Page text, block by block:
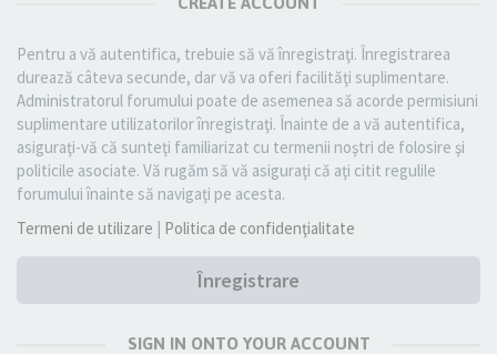
Pentru a vă autentifica, trebuie să vă înregistraţi. Înregistrarea
durează câteva secunde, dar vă va oferi facilităţi suplimentare.
Administratorul forumului poate de asemenea să acorde permisiuni
suplimentare utilizatorilor înregistraţi. Înainte de a vă autentifica,
asiguraţi-vă că sunteţi familiarizat cu termenii noştri de folosire şi
politicile asociate. Vă rugăm să vă asiguraţi că aţi citit regulile
forumului înainte să navigaţi pe acesta.
Termeni de utilizare | Politica de confidenţialitate
Înregistrare
SIGN IN ONTO YOUR ACCOUNT